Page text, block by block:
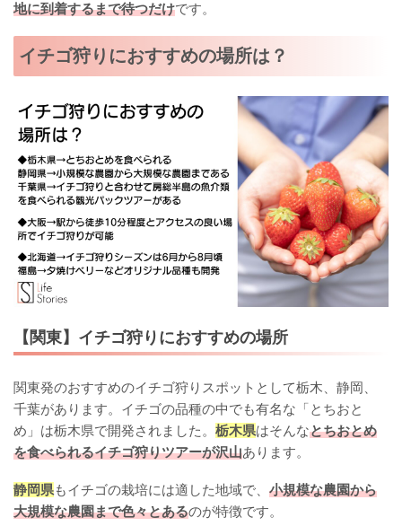
地に到着するまで待つだけです。
イチゴ狩りにおすすめの場所は？
【関東】イチゴ狩りにおすすめの場所
関東発のおすすめのイチゴ狩りスポットとして栃木、静岡、
千葉があります。イチゴの品種の中でも有名な「とちおと
め」は栃木県で開発されました。 栃木県はそんなとちおとめ
を食べられるイチゴ狩りツアーが沢山あります。
静岡県もイチゴの栽培には適した地域で、 小規模な農園から
大規模な農園まで色々とあるのが特徴です。